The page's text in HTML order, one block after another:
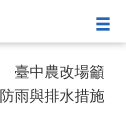
臺中農改場籲
雨與排水措施